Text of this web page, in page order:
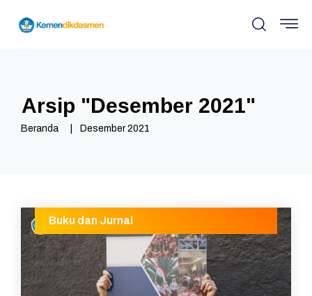
Arsip "Desember 2021"
Beranda Desember 2021
Buku dan Jurnal